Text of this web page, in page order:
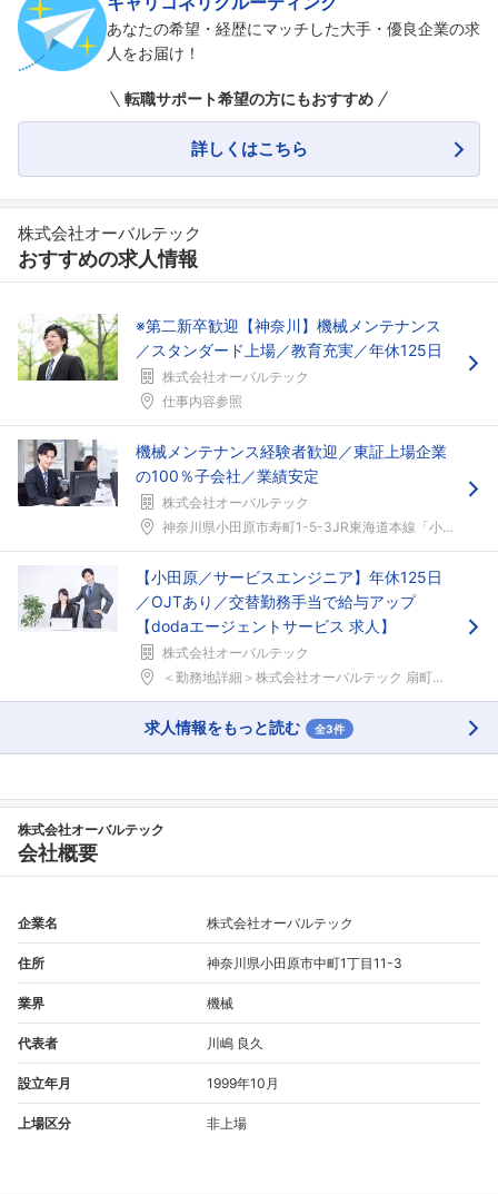
フォローしました
あなたの希望・経歴にマッチした大手・優良企業の求
人をお届け！
転職サポート希望の方にもおすすめ
詳しくはこちら
株式会社オーバルテック
おすすめの求人情報
※第二新卒歓迎【神奈川】機械メンテナンス
／スタンダード上場／教育充実／年休125日
株式会社オーバルテック
仕事内容参照
機械メンテナンス経験者歓迎／東証上場企業
の100％子会社／業績安定
株式会社オーバルテック
神奈川県小田原市寿町1-5-3JR東海道本線「小田...
【小田原／サービスエンジニア】年休125日
／OJTあり／交替勤務手当で給与アップ
【dodaエージェントサービス 求人】
株式会社オーバルテック
＜勤務地詳細＞株式会社オーバルテック 扇町工場住所...
求人情報をもっと読む 全3件
株式会社オーバルテック
会社概要
企業名 株式会社オーバルテック
住所 神奈川県小田原市中町1丁目11-3
業界 機械
代表者 川嶋 良久
設立年月 1999年10月
上場区分 非上場